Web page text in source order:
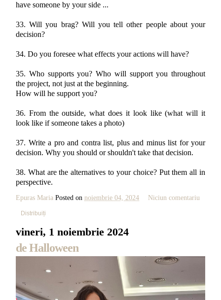
have someone by your side ...
33. Will you brag? Will you tell other people about your
decision?
34. Do you foresee what effects your actions will have?
35. Who supports you? Who will support you throughout
the project, not just at the beginning.
How will he support you?
36. From the outside, what does it look like (what will it
look like if someone takes a photo)
37. Write a pro and contra list, plus and minus list for your
decision. Why you should or shouldn't take that decision.
38. What are the alternatives to your choice? Put them all in
perspective.
Epuras Maria Posted on noiembrie 04, 2024 Niciun comentariu
Distribuiți
vineri, 1 noiembrie 2024
de Halloween